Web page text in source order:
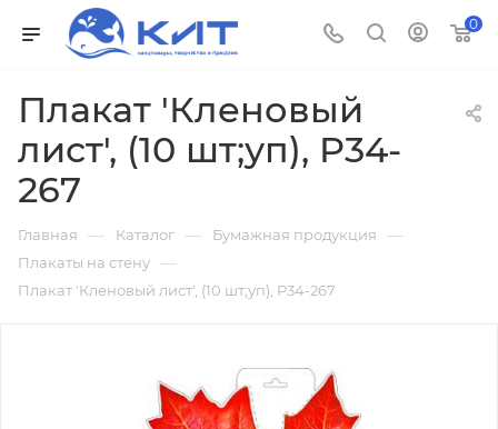
0
Плакат 'Кленовый
лист', (10 шт;уп), P34-
267
Главная — Каталог — Бумажная продукция —
Плакаты на стену —
Плакат 'Кленовый лист', (10 шт;уп), P34-267